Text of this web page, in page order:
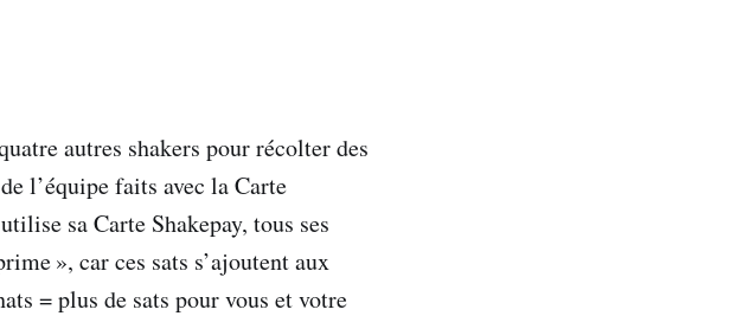
autres shakers pour récolter des
l’équipe faits avec la Carte
sa Carte Shakepay, tous ses
», car ces sats s’ajoutent aux
= plus de sats pour vous et votre